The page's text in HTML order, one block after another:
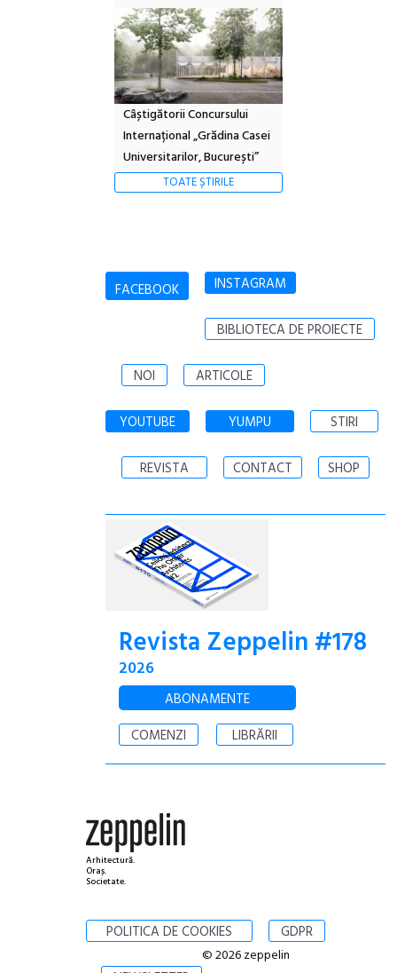
Câștigătorii Concursului
Internațional „Grădina Casei
Universitarilor, București”
TOATE ȘTIRILE
FACEBOOK INSTAGRAM
BIBLIOTECA DE PROIECTE
NOI ARTICOLE
YOUTUBE YUMPU STIRI
REVISTA CONTACT SHOP
Revista Zeppelin #178
2026
ABONAMENTE
COMENZI
LIBRĂRII
Arhitectură.
Oraș.
Societate.
POLITICA DE COOKIES GDPR
© 2026 zeppelin